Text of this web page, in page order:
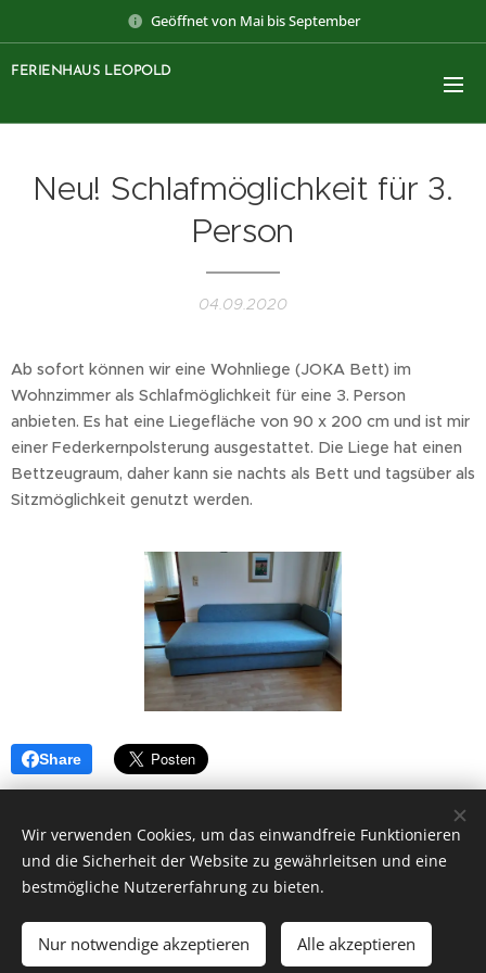
Geöffnet von Mai bis September
FERIENHAUS LEOPOLD
Neu! Schlafmöglichkeit für 3.
Person
04.09.2020
Ab sofort können wir eine Wohnliege (JOKA Bett) im
Wohnzimmer als Schlafmöglichkeit für eine 3. Person
anbieten. Es hat eine Liegefläche von 90 x 200 cm und ist mir
einer Federkernpolsterung ausgestattet. Die Liege hat einen
Bettzeugraum, daher kann sie nachts als Bett und tagsüber als
Sitzmöglichkeit genutzt werden.
Share
Impressum Datenschutz AGB Hausordnung
ANFRAGEN/BUCHEN
Wir verwenden Cookies, um das einwandfreie Funktionieren
und die Sicherheit der Website zu gewährleitsen und eine
bestmögliche Nutzererfahrung zu bieten.
Nur notwendige akzeptieren Alle akzeptieren